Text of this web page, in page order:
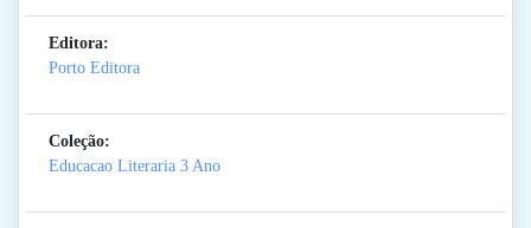
Editora:
Porto Editora
Coleção:
Educacao Literaria 3 Ano